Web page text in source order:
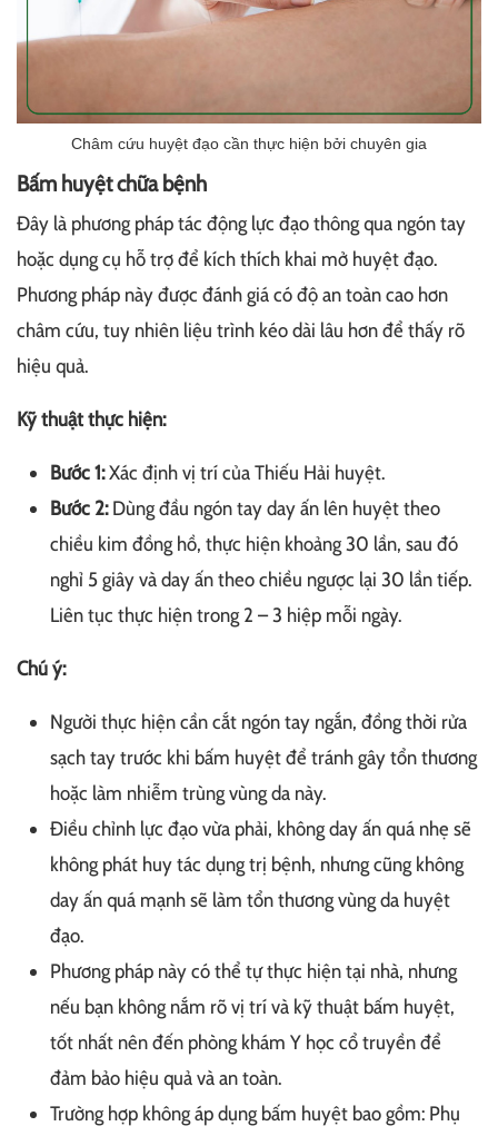
Châm cứu huyệt đạo cần thực hiện bởi chuyên gia
Bấm huyệt chữa bệnh
Đây là phương pháp tác động lực đạo thông qua ngón tay
hoặc dụng cụ hỗ trợ để kích thích khai mở huyệt đạo.
Phương pháp này được đánh giá có độ an toàn cao hơn
châm cứu, tuy nhiên liệu trình kéo dài lâu hơn để thấy rõ
hiệu quả.
Kỹ thuật thực hiện:
Bước 1:Xác định vị trí của Thiếu Hải huyệt.
Bước 2:Dùng đầu ngón tay day ấn lên huyệt theo
chiều kim đồng hồ, thực hiện khoảng 30 lần, sau đó
nghỉ 5 giây và day ấn theo chiều ngược lại 30 lần tiếp.
Liên tục thực hiện trong 2 – 3 hiệp mỗi ngày.
Chú ý:
Người thực hiện cần cắt ngón tay ngắn, đồng thời rửa
sạch tay trước khi bấm huyệt để tránh gây tổn thương
hoặc làm nhiễm trùng vùng da này.
Điều chỉnh lực đạo vừa phải, không day ấn quá nhẹ sẽ
không phát huy tác dụng trị bệnh, nhưng cũng không
day ấn quá mạnh sẽ làm tổn thương vùng da huyệt
đạo.
Phương pháp này có thể tự thực hiện tại nhà, nhưng
nếu bạn không nắm rõ vị trí và kỹ thuật bấm huyệt,
tốt nhất nên đến phòng khám Y học cổ truyền để
đảm bảo hiệu quả và an toàn.
Trường hợp không áp dụng bấm huyệt bao gồm: Phụ